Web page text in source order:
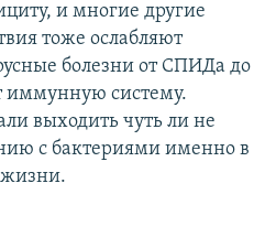
и многие другие
тоже ослабляют
болезни от СПИДа до
иммунную систему.
выходить чуть ли не
с бактериями именно в
жизни.